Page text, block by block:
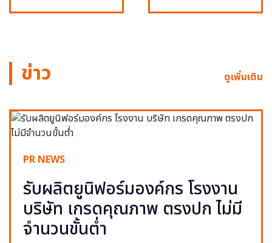
ข่าว ดูเพิ่มเติม
PR NEWS
รับผลิตยูนิฟอร์มองค์กร โรงงาน
บริษัท เกรดคุณภาพ ตรงปก ไม่มี
จำนวนขั้นต่ำ